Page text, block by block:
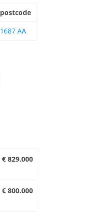
postcode
1687 AA
€ 829.000
€ 800.000